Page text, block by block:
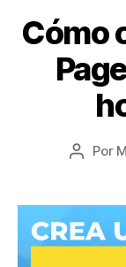
Cómo
Autor
entrada
Por